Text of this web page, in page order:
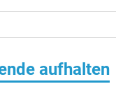
aufhalten